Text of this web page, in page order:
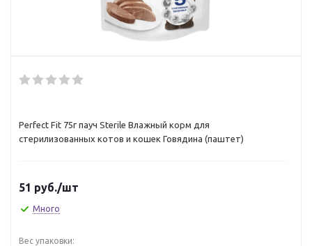
Perfect Fit 75г пауч Sterile Влажный корм для
стерилизованных котов и кошек Говядина (паштет)
51 руб./шт
Много
Вес упаковки: